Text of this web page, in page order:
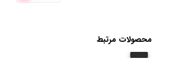
محصولات مرتبط